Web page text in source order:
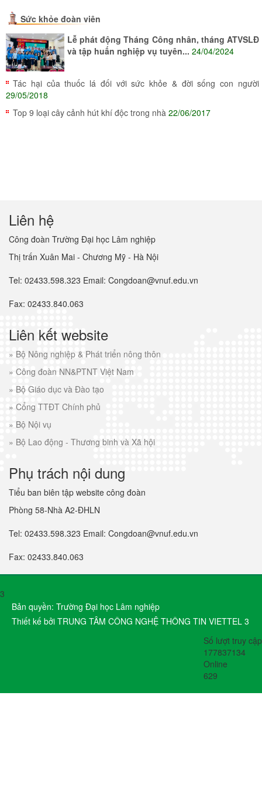
Sức khỏe đoàn viên
Lễ phát động Tháng Công nhân, tháng ATVSLĐ
và tập huấn nghiệp vụ tuyên... 24/04/2024
Tác hại của thuốc lá đối với sức khỏe & đời sống con người
29/05/2018
Top 9 loại cây cảnh hút khí độc trong nhà 22/06/2017
Liên hệ
Công đoàn Trường Đại học Lâm nghiệp
Thị trấn Xuân Mai - Chương Mỹ - Hà Nội
Tel: 02433.598.323 Email: Congdoan@vnuf.edu.vn
Fax: 02433.840.063
Liên kết website
» Bộ Nông nghiệp & Phát triển nông thôn
» Công đoàn NN&PTNT Việt Nam
» Bộ Giáo dục và Đào tạo
» Cổng TTĐT Chính phủ
» Bộ Nội vụ
» Bộ Lao động - Thương binh và Xã hội
Phụ trách nội dung
Tiểu ban biên tập website công đoàn
Phòng 58-Nhà A2-ĐHLN
Tel: 02433.598.323 Email: Congdoan@vnuf.edu.vn
Fax: 02433.840.063
3
Bản quyền: Trường Đại học Lâm nghiệp
Thiết kế bởi TRUNG TÂM CÔNG NGHỆ THÔNG TIN VIETTEL 3
Số lượt truy cập
177837134
Online
629